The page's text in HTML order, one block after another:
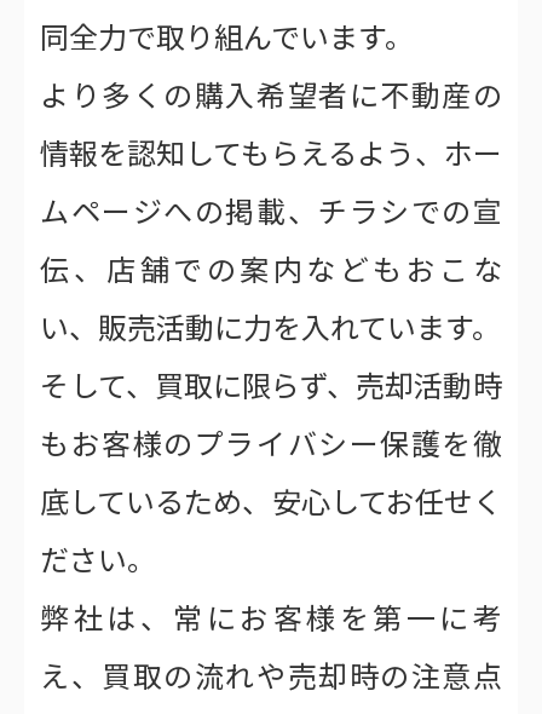
同全力で取り組んでいます。
より多くの購入希望者に不動産の
情報を認知してもらえるよう、ホー
ムページへの掲載、チラシでの宣
伝、店舗での案内などもおこな
い、販売活動に力を入れています。
そして、買取に限らず、売却活動時
もお客様のプライバシー保護を徹
底しているため、安心してお任せく
ださい。
弊社は、常にお客様を第一に考
え、買取の流れや売却時の注意点